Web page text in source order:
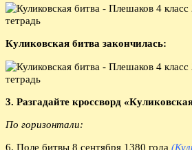
Куликовская битва закончилась:
3. Разгадайте кроссворд
По горизонтали:
6. Поле битвы 8 сентября 1380 года